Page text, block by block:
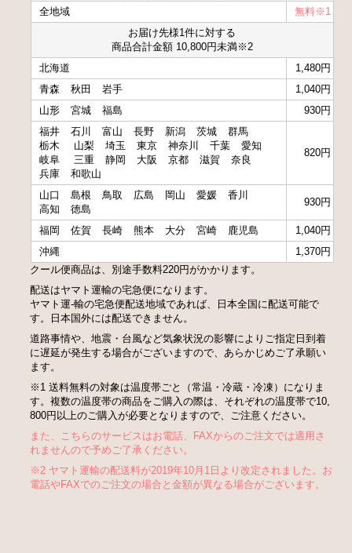
全地域
無料※1
お届け先様1件に対する
商品合計金額 10,800円未満※2
北海道
1,480円
青森
秋田 岩手
1,040円
山形
宮城 福島
930円
福井
石川 富山 長野 新潟 茨城
群馬
栃木
山梨 埼玉 東京 神奈川 千葉
愛知
岐阜
三重 静岡 大阪 京都 滋賀
奈良
兵庫
和歌山
820円
山口 島根 鳥取 広島 岡山 愛媛
香川
高知
徳島
930円
福岡 佐賀 長崎 熊本 大分 宮崎 鹿児島
1,040円
沖縄
1,370円
クール便商品は、別途手数料220円がかかります。
配送はヤマト運輸の宅急便になります。
ヤマト運-輸の宅急便配送地域であれば、日本全国に配送可能で
す。日本国外には配送できません。
道路事情や、地震・台風など気象状況の影響によりご指定日到着
に遅延が発生する場合がございますので、あらかじめご了承願い
ます。
※1 送料無料の対象は温度帯ごと（常温・冷蔵・冷凍）になりま
す。複数の温度帯の商品をご購入の際は、それぞれの温度帯で10,
800円以上のご購入が必要となりますので、ご注意ください。
また、こちらのサービスはお電話、FAXからのご注文では適用さ
れませんので予めご了承ください。
※2 ヤマト運輸の配送料が2019年10月1日より改定されました。お
電話やFAXでのご注文の場合と金額が異なる場合がございます。